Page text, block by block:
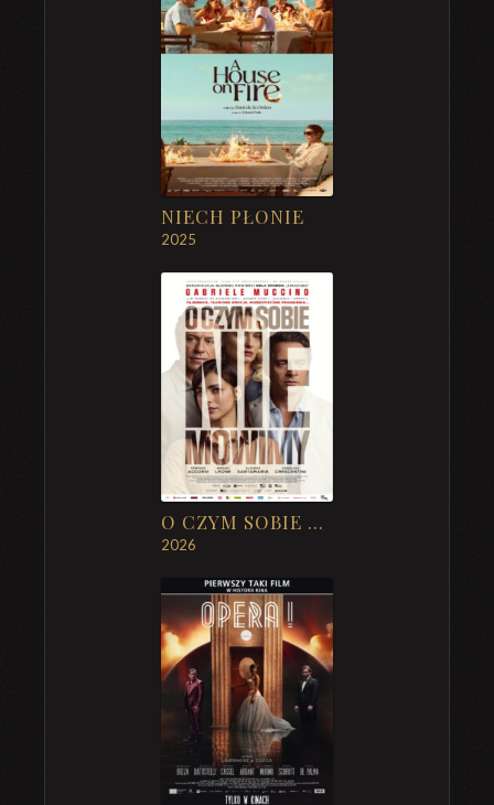
NIECH PŁONIE
2025
O CZYM SOBIE NIE MÓWIMY
2026